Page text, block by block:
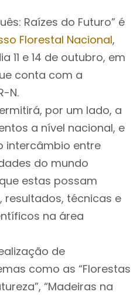
Raízes do Futuro” é
Florestal Nacional,
11 e 14 de outubro, em
conta com a
N.
por um lado, a
a nível nacional, e
intercâmbio entre
do mundo
estas possam
resultados, técnicas e
na área
de
como as “Florestas
“Madeiras na